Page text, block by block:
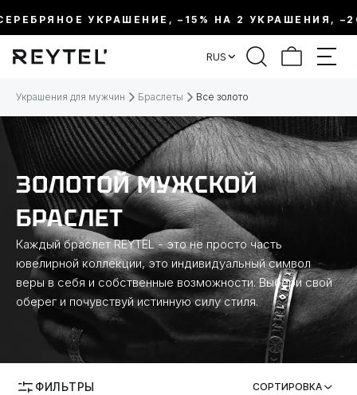
УКРАШЕНИЕ, –15% НА 2 УКРАШЕНИЯ,
RUS
Украшения для мужчин Браслеты Все золото
ЗОЛОТОЙ МУЖСКОЙ
БРАСЛЕТ
Каждый браслет REYTEL - это не просто часть
ювелирной коллекции, это индивидуальный символ
веры в себя и собственные возможности. Выбери свой
оберег и почувствуй истинную силу стиля.
ФИЛЬТРЫ
ФИЛЬТР
МЕТАЛЛ
ВИД УКРАШЕНИЯ
КОЛЛЕКЦИИ
РАЗМЕР
ТЕМАТИКА
ВОЗМОЖНОСТЬ ГРАВИРОВКИ СОРТИРОВКА